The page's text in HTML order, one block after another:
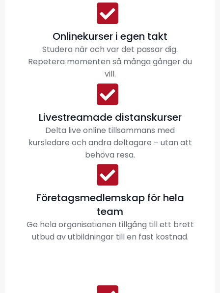
Onlinekurser i egen takt
Studera när och var det passar dig.
Repetera momenten så många gånger du
vill.
Livestreamade distanskurser
Delta live online tillsammans med
kursledare och andra deltagare – utan att
behöva resa.
Företagsmedlemskap för hela
team
Ge hela organisationen tillgång till ett brett
utbud av utbildningar till en fast kostnad.